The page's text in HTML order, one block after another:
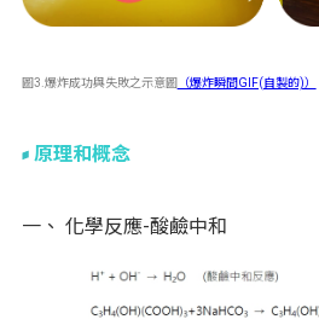
圖3.爆炸成功與失敗之示意圖 （爆炸瞬間GIF(自製的)）
原理和概念
一、 化學反應-酸鹼中和